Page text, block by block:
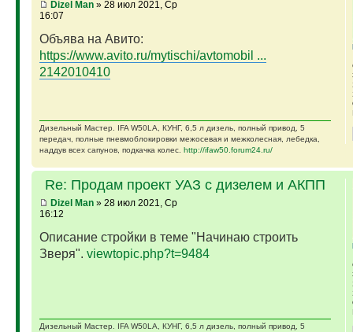
Dizel Man» 28 июл 2021, Ср
16:07
Объява на Авито:
https://www.avito.ru/mytischi/avtomobil ...
2142010410
Дизельный Мастер. IFA W50LA, КУНГ, 6,5 л дизель, полный привод, 5
передач, полные пневмоблокировки межосевая и межколесная, лебедка,
наддув всех сапунов, подкачка колес. http://ifaw50.forum24.ru/
Re: Продам проект УАЗ с дизелем и АКПП
Dizel Man» 28 июл 2021, Ср
16:12
Описание стройки в теме "Начинаю строить
Зверя". viewtopic.php?t=9484
Дизельный Мастер. IFA W50LA, КУНГ, 6,5 л дизель, полный привод, 5